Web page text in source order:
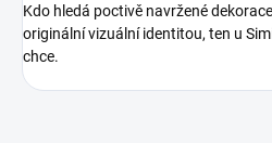
Kdo hledá poctivě navržené
originální vizuální identitou, ten u
chce.